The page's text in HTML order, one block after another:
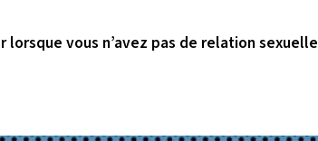
vous n’avez pas de relation sexuelle